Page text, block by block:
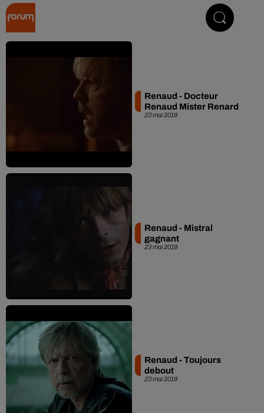
23 mai 2019
Renaud - Docteur
Renaud Mister Renard
23 mai 2019
Renaud - Mistral
gagnant
23 mai 2019
Renaud - Toujours
debout